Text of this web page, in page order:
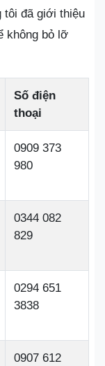
tôi đã giới thiệu
không bỏ lỡ
Số điện
thoại
0909 373
980
0344 082
829
0294 651
3838
0907 612